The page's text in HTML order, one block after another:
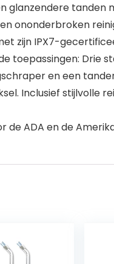
glanzendere tanden
ononderbroken
zijn IPX7-
toepassingen: Drie
en een
Inclusief stijlvolle
ADA en de